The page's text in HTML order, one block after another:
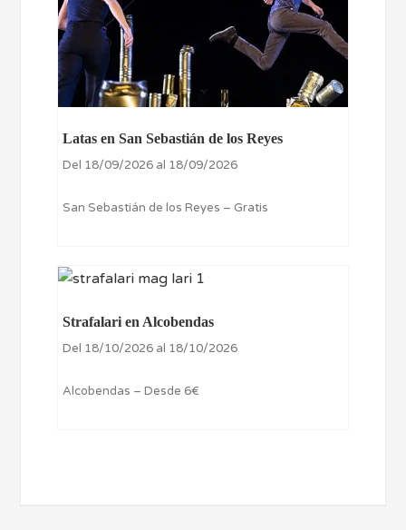
Latas en San Sebastián de los Reyes
Del 18/09/2026 al 18/09/2026
San Sebastián de los Reyes – Gratis
Strafalari en Alcobendas
Del 18/10/2026 al 18/10/2026
Alcobendas – Desde 6€